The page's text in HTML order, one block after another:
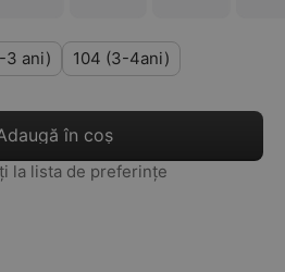
3 ani)
104 (3-4ani)
în coș
la lista de preferințe